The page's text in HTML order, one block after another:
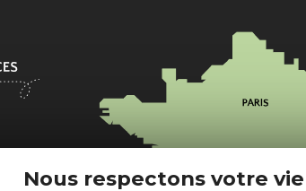
Nous respectons votre